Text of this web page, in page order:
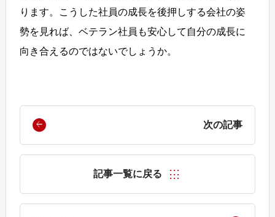
ります。こうした社員の成長を後押しする会社の姿
勢を見れば、ベテラン社員も安心して自分の成長に
向き合えるのではないでしょうか。
次の記事
記事一覧に戻る